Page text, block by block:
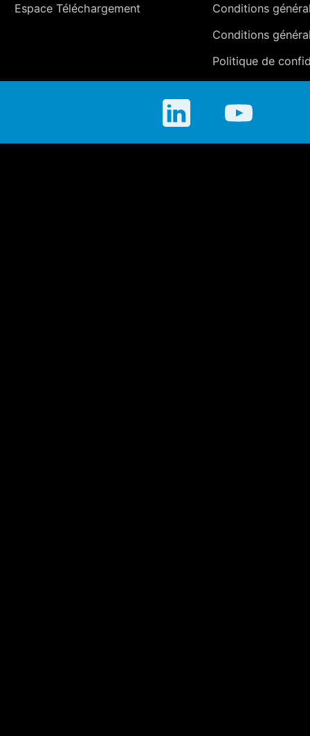
Espace Téléchargement
Conditions
Conditions
Politique de